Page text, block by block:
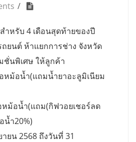
ำหรับ 4 เดือนสุดท้ายของปี
ยนต์ ห้าแยกการช่าง จังหวัด
ชั่นพิเศษ ให้ลูกค้า
หม้อน้ำ(แถมน้ำยาอะลูมิเนียม
ม้อน้ำ(แถม(กิฟวอยเชอร์ลด
น้ำ20%)
ยน 2568 ถึงวันที่ 31